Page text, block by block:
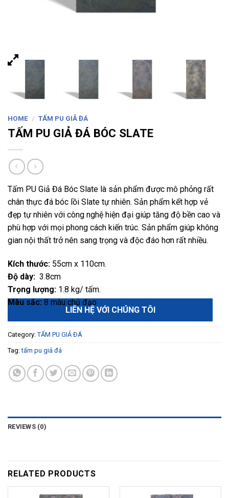
HOME / TẤM PU GIẢ ĐÁ
TẤM PU GIẢ ĐÁ BÓC SLATE
Tấm PU Giả Đá Bóc Slate là sản phẩm được mô phỏng rất
chân thực đá bóc lồi Slate tự nhiên. Sản phẩm kết hợp vẻ
đẹp tự nhiên với công nghệ hiện đại giúp tăng độ bền cao và
phù hợp với mọi phong cách kiến trúc. Sản phẩm giúp không
gian nội thất trở nên sang trọng và độc đáo hơn rất nhiều.
Kích thước: 55cm x 110cm.
Độ dày: 3.8cm
Trọng lượng: 1.8 kg/ tấm.
Màu sắc: 8 màu chủ đạo
LIÊN HỆ VỚI CHÚNG TÔI
Category: TẤM PU GIẢ ĐÁ
Tag:tấm pu giả đá
REVIEWS (0)
RELATED PRODUCTS